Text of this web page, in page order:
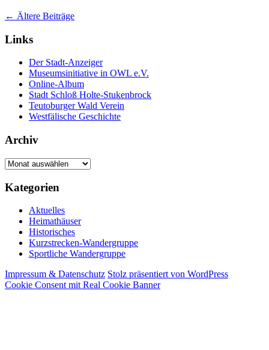
← Ältere Beiträge
Links
Der Stadt-Anzeiger
Museumsinitiative in OWL e.V.
Online-Album
Stadt Schloß Holte-Stukenbrock
Teutoburger Wald Verein
Westfälische Geschichte
Archiv
Archiv
Kategorien
Aktuelles
Heimathäuser
Historisches
Kurzstrecken-Wandergruppe
Sportliche Wandergruppe
Impressum & Datenschutz Stolz präsentiert von WordPress
Cookie Consent mit Real Cookie Banner